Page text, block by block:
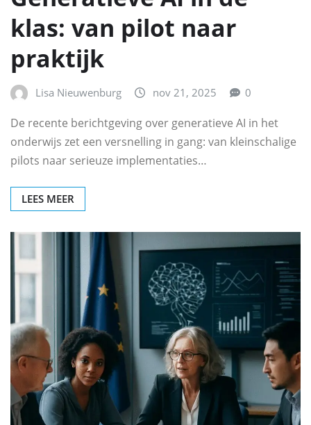
klas: van pilot naar
praktijk
Lisa Nieuwenburg nov 21, 2025 0
De recente berichtgeving over generatieve AI in het
onderwijs zet een versnelling in gang: van kleinschalige
pilots naar serieuze implementaties…
LEES MEER